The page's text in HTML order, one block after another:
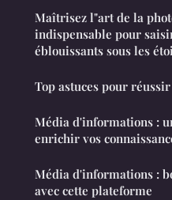
Maîtrisez l"art de la
indispensable pour
éblouissants sous les
Top astuces pour
Média d'informations :
enrichir vos
Média d'informations :
avec cette plateforme